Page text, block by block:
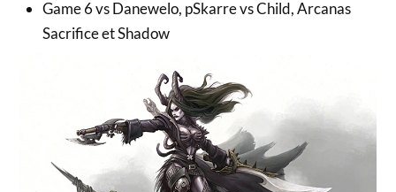
Game 6 vs Danewelo, pSkarre vs Child, Arcanas
Sacrifice et Shadow